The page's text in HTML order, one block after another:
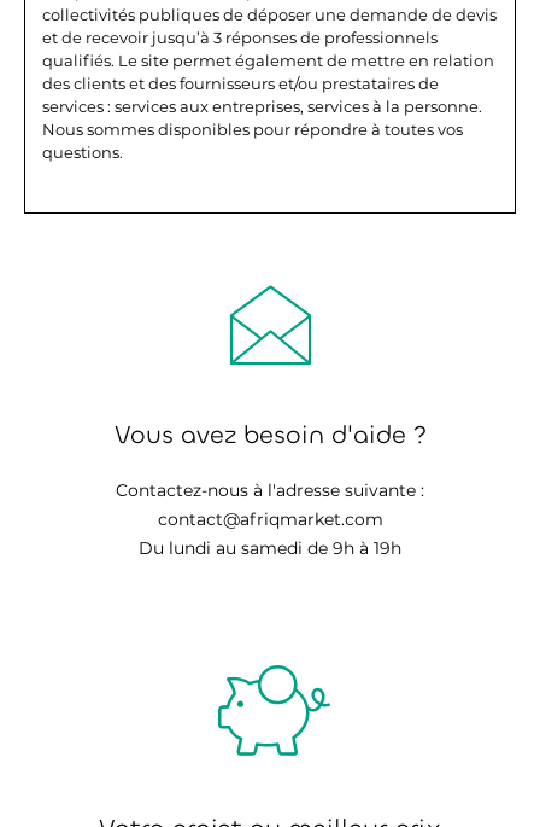
collectivités publiques de déposer une demande de devis
et de recevoir jusqu’à 3 réponses de professionnels
qualifiés. Le site permet également de mettre en relation
des clients et des fournisseurs et/ou prestataires de
services : services aux entreprises, services à la personne.
Nous sommes disponibles pour répondre à toutes vos
questions.
Vous avez besoin d'aide ?
Contactez-nous à l'adresse suivante :
contact@afriqmarket.com
Du lundi au samedi de 9h à 19h